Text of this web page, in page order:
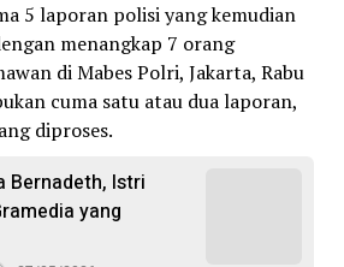
5 laporan polisi yang kemudian
menangkap 7 orang
di Mabes Polri, Jakarta, Rabu
cuma satu atau dua laporan,
diproses.
Bernadeth, Istri
yang